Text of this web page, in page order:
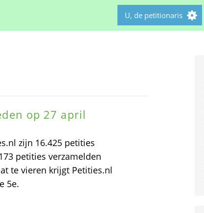
U, de petitionaris
op 27 april
zijn 16.425 petities
petities verzamelden
te vieren krijgt Petities.nl
5e.